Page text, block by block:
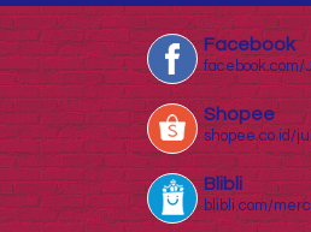
Facebook
Shopee
shopee.co.id/
Blibli
blibli.com/